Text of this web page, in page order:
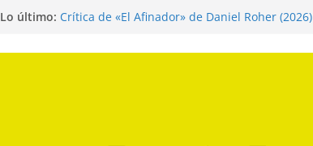
Lo último: Crítica de «El Afinador» de Daniel Roher (2026)